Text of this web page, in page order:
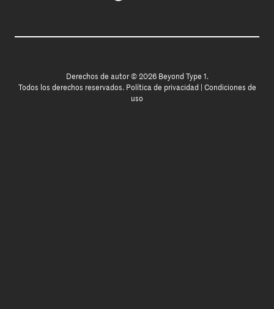
Derechos de autor © 2026 Beyond Type 1.
Todos los derechos reservados. Política de privacidad
Condiciones de
uso